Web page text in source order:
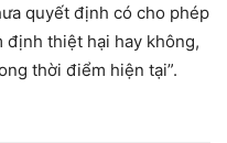
quyết định có cho phép
định thiệt hại hay không,
thời điểm hiện tại”.